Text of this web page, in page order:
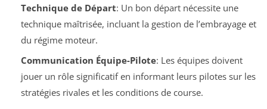
Technique de Départ: Un bon départ nécessite une
technique maîtrisée, incluant la gestion de l’embrayage et
du régime moteur.
Communication Équipe-Pilote: Les équipes doivent
jouer un rôle significatif en informant leurs pilotes sur les
stratégies rivales et les conditions de course.